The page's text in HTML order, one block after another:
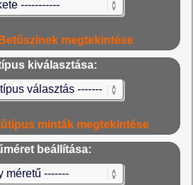
Betűszínek megtekintése
kiválasztása:
minták megtekintése
beállítása: